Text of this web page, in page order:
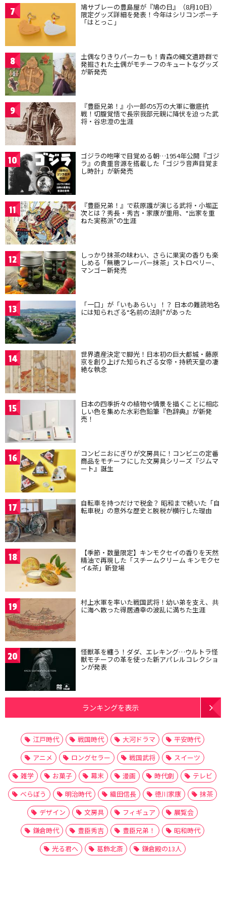
7 鳩サブレーの豊島屋が『鳩の日』（8月10日）
限定グッズ詳細を発表！今年はシリコンポーチ
「はとっこ」
8 土偶なりきりパーカーも！青森の縄文遺跡群で
発掘された土偶がモチーフのキュートなグッズ
が新発売
9 『豊臣兄弟！』小一郎の5万の大軍に徹底抗
戦！切腹覚悟で長宗我部元親に降伏を迫った武
将・谷忠澄の生涯
10 ゴジラの咆哮で目覚める朝…1954年公開『ゴジ
ラ』の貴重音源を搭載した「ゴジラ音声目覚ま
し時計」が新発売
11 『豊臣兄弟！』で萩原護が演じる武将・小堀正
次とは？秀長・秀吉・家康が重用、“出家を重
ねた実務派”の生涯
12 しっかり抹茶の味わい、さらに果実の香りも楽
しめる「無糖フレーバー抹茶」ストロベリー、
マンゴー新発売
13 「一口」が「いもあらい」！？ 日本の難読地名
には知られざる“名前の法則”があった
14 世界遺産決定で脚光！日本初の巨大都城・藤原
京を創り上げた知られざる女帝・持統天皇の凄
絶な執念
15 日本の四季折々の植物や情景を描くことに相応
しい色を集めた水彩色鉛筆『色辞典』が新発
売！
16 コンビニおにぎりが文房具に！コンビニの定番
商品をモチーフにした文房具シリーズ『ジムマ
ート』誕生
17 自転車を持つだけで税金？ 昭和まで続いた「自
転車税」の意外な歴史と脱税が横行した理由
18 【季節・数量限定】キンモクセイの香りを天然
精油で再現した「スチームクリーム キンモクセ
イ&茶」新登場
19 村上水軍を率いた戦国武将！幼い弟を支え、共
に海へ散った得居通幸の波乱に満ちた生涯
20 怪獣革を纏う！ダダ、エレキング…ウルトラ怪
獣モチーフの革を使った新アパレルコレクショ
ンが発表
ランキングを表示
江戸時代 戦国時代 大河ドラマ
平安時代
アニメ
ロングセラー 戦国武将
スイーツ
雑学
お菓子 幕末 漫画 時代劇
テレビ
べらぼう
明治時代 織田信長 徳川家康
抹茶
デザイン
文房具 フィギュア
展覧会
鎌倉時代
豊臣秀吉 豊臣兄弟！
昭和時代
光る君へ
葛飾北斎 鎌倉殿の13人